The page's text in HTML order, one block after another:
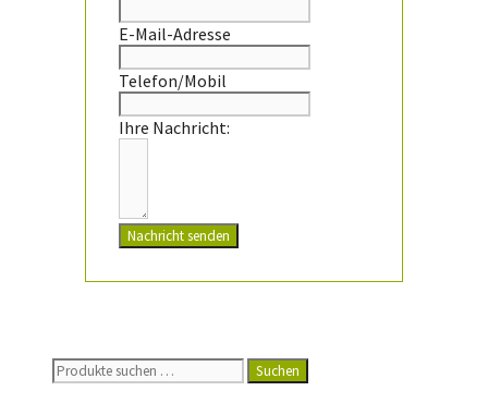
E-Mail-Adresse
Telefon/Mobil
Ihre Nachricht:
Nachricht senden
Suchen
nach:
Suchen